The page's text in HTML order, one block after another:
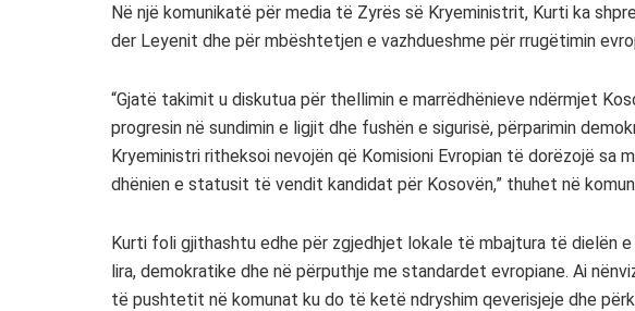
Në një komunikatë për media të Zyrës së Kryeministrit, Kurti ka
der Leyenit dhe për mbështetjen e vazhdueshme për rrugëtimin
“Gjatë takimit u diskutua për thellimin e marrëdhënieve ndërmjet
progresin në sundimin e ligjit dhe fushën e sigurisë, përparimin
Kryeministri ritheksoi nevojën që Komisioni Evropian të dorëzojë sa
dhënien e statusit të vendit kandidat për Kosovën,” thuhet në
Kurti foli gjithashtu edhe për zgjedhjet lokale të mbajtura të dielën
lira, demokratike dhe në përputhje me standardet evropiane. Ai
të pushtetit në komunat ku do të ketë ndryshim qeverisjeje dhe